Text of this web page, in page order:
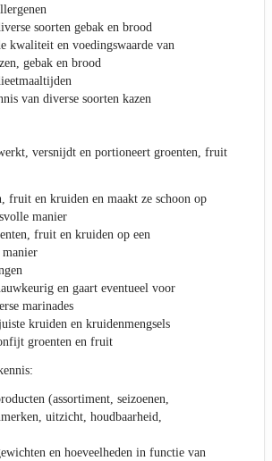
soorten gebak en brood
kwaliteit en voedingswaarde van
gebak en brood
van diverse soorten kazen
versnijdt en portioneert groenten, fruit
fruit en kruiden en maakt ze schoon op
manier
fruit en kruiden op een
manier
en gaart eventueel voor
marinades
kruiden en kruidenmengsels
groenten en fruit
(assortiment, seizoenen,
uitzicht, houdbaarheid,
en hoeveelheden in functie van